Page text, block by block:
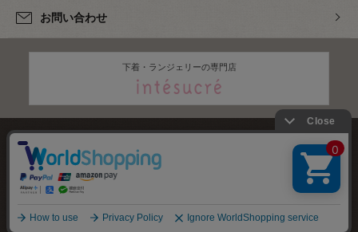
お問い合わせ
下着・ランジェリーの専門店
特定商取引法に基づく表記 サイトマップ
2012-2026OKADAYA CO.,LTD.